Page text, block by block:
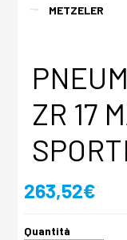
METZELER
ZR 17
263,52€
Quantità